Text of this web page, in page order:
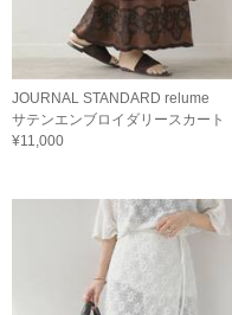
JOURNAL STANDARD relume
サテンエンブロイダリースカート
¥11,000